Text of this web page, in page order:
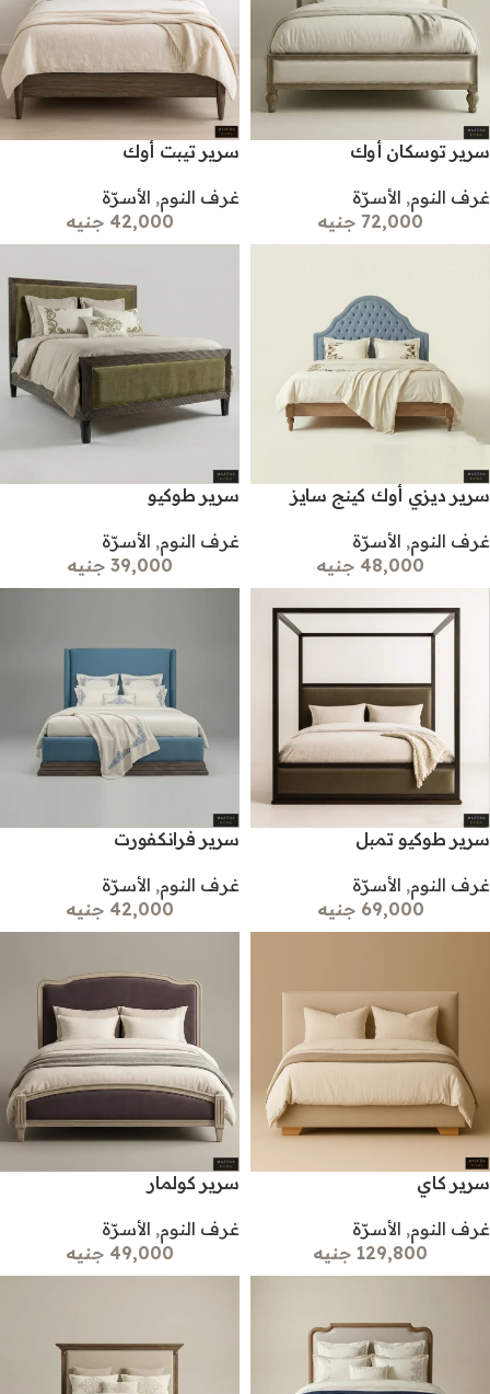
سرير توسكان أوك
غرف النوم, الأسرّة
72,000 جنيه
سرير تيبت أوك
غرف النوم, الأسرّة
42,000 جنيه
سرير ديزي أوك كينج سايز
غرف النوم, الأسرّة
48,000 جنيه
سرير طوكيو
غرف النوم, الأسرّة
39,000 جنيه
سرير طوكيو تمبل
غرف النوم, الأسرّة
69,000 جنيه
سرير فرانكفورت
غرف النوم, الأسرّة
42,000 جنيه
سرير كاي
غرف النوم, الأسرّة
129,800 جنيه
سرير كولمار
غرف النوم, الأسرّة
49,000 جنيه